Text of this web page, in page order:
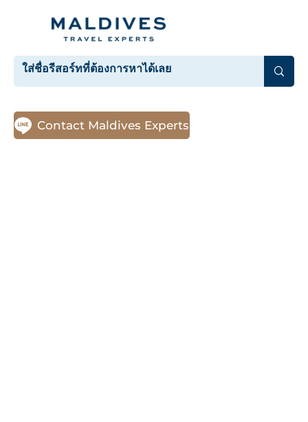
Contact Maldives Experts